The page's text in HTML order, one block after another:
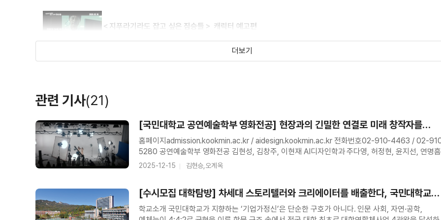
＜지푸라기라도 잡고 싶은 짐승들＞ 캐릭터 예고편
＜지푸라기라도 잡고 싶은 짐승들＞ 아티스트 콜라보 영상
＜지푸라기라도 잡고 싶은 짐승들＞ 메인 예고편
더보기
관련 기사(21)
[국민대학교 공연예술학부 영화전공] 현장과의 긴밀한 연결로 미래 창작자를
육성한다
홈페이지admission.kookmin.ac.kr / aidesign.kookmin.ac.kr 전화번호02-910-4463 / 02-910-
5280 공연예술학부 영화전공 김현성, 김창주, 이현재 AI디자인학과 주다영, 허정현, 윤지선, 연명흠,
정진열 커리큘럼 공연예술학부 영화전공 영화사, 영화기술, 시나리오작법, 포토몽타주,
2025-12-15 김현승,오계옥
[수시모집 대학탐방] 차세대 스토리텔러와 크리에이터를 배출한다, 국민대학교
공연예술학부
학교소개 국민대학교가 지향하는 ‘기업가정신’은 단순한 구호가 아니다. 인문 사회, 자연·공학,